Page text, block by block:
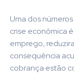
Uma dos
crise econômica
emprego,
consequência
cobrança estão